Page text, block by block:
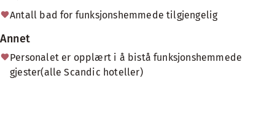
Antall bad for funksjonshemmede tilgjengelig
Annet
Personalet er opplært i å bistå funksjonshemmede
gjester(alle Scandic hoteller)